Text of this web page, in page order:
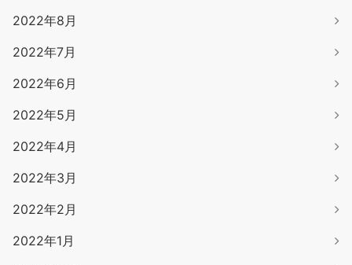
2022年8月
2022年7月
2022年6月
2022年5月
2022年4月
2022年3月
2022年2月
2022年1月